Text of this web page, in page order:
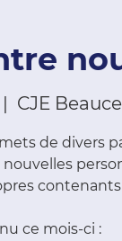
CJE
de divers
ce mois-ci :